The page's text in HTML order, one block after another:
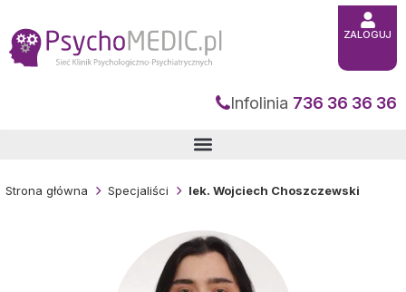
treści
Infolinia 736 36 36 36
ZALOGUJ
Strona główna Specjaliści lek. Wojciech Choszczewski